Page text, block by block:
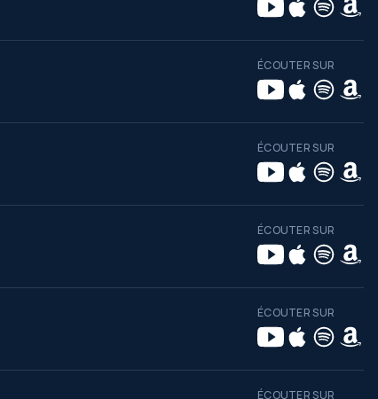
ÉCOUTER SUR
ÉCOUTER SUR
ÉCOUTER SUR
ÉCOUTER SUR
ÉCOUTER SUR